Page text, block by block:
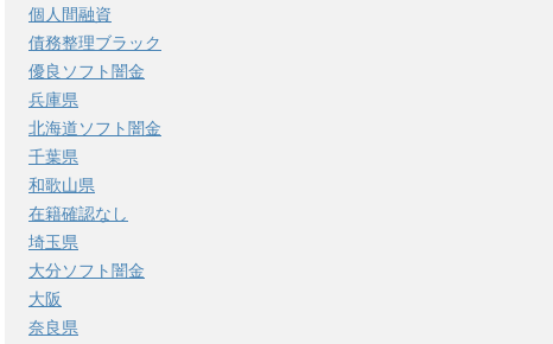
個人間融資
債務整理ブラック
優良ソフト闇金
兵庫県
北海道ソフト闇金
千葉県
和歌山県
在籍確認なし
埼玉県
大分ソフト闇金
大阪
奈良県